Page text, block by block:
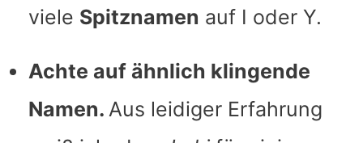
viele Spitznamen auf I oder Y.
Achte auf ähnlich klingende
Namen. Aus leidiger Erfahrung